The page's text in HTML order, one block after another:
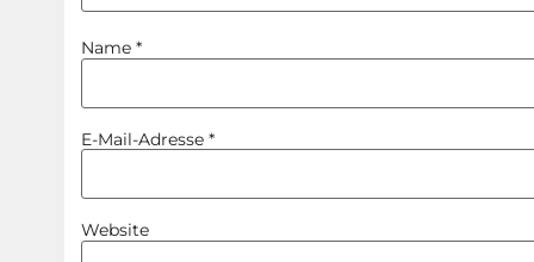
Name*
E-Mail-Adresse*
Website